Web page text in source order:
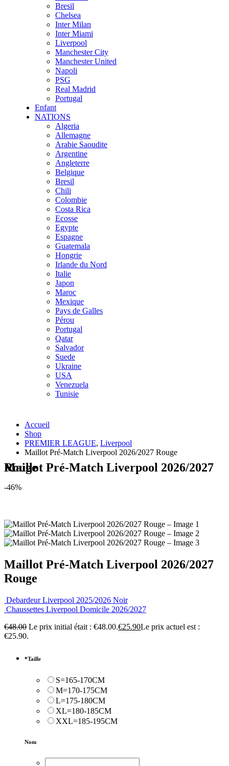
Bresil
Chelsea
Inter Milan
Inter Miami
Liverpool
Manchester City
Manchester United
Napoli
PSG
Real Madrid
Portugal
Enfant
NATIONS
Algeria
Allemagne
Arabie Saoudite
Argentine
Angleterre
Belgique
Bresil
Chili
Colombie
Costa Rica
Ecosse
Egypte
Espagne
Guatemala
Hongrie
Irlande du Nord
Italie
Japon
Maroc
Mexique
Pays de Galles
Pérou
Portugal
Qatar
Salvador
Suede
Ukraine
USA
Venezuela
Tunisie
Accueil
Shop
PREMIER LEAGUE, Liverpool
Maillot Pré-Match Liverpool 2026/2027 Rouge
Maillot Pré-Match Liverpool 2026/2027 Rouge
-46%
Maillot Pré-Match Liverpool 2026/2027
Rouge
Debardeur Liverpool 2025/2026 Noir
Chaussettes Liverpool Domicile 2026/2027
€48.00 Le prix initial était : €48.00.€25.90Le prix actuel est :
€25.90.
*Taille
S=165-170CM
M=170-175CM
L=175-180CM
XL=180-185CM
XXL=185-195CM
Nom